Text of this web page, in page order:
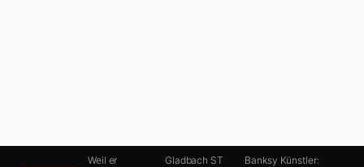
Weil er
Gladbach ST
Banksy Künstler: